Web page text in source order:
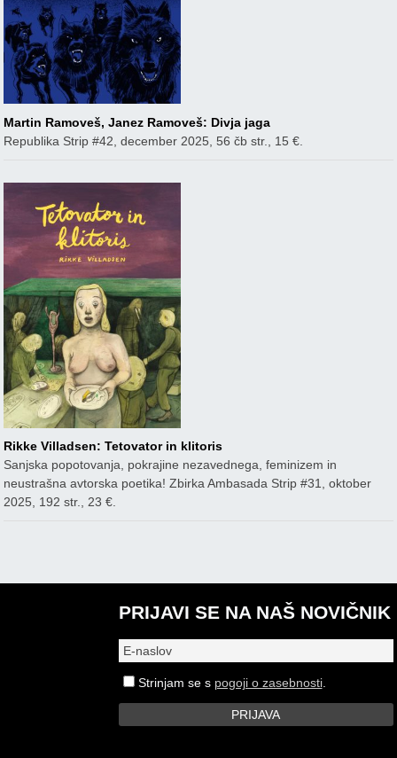
Martin Ramoveš, Janez Ramoveš: Divja jaga
Republika Strip #42, december 2025, 56 čb str., 15 €.
Rikke Villadsen: Tetovator in klitoris
Sanjska popotovanja, pokrajine nezavednega, feminizem in
neustrašna avtorska poetika! Zbirka Ambasada Strip #31, oktober
2025, 192 str., 23 €.
PRIJAVI SE NA NAŠ NOVIČNIK
Strinjam se s pogoji o zasebnosti.